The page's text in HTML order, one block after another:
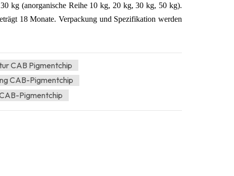
kg (anorganische Reihe 10 kg, 20 kg, 30 kg, 50 kg).
18 Monate. Verpackung und Spezifikation werden
CAB Pigmentchip
CAB-Pigmentchip
Pigmentchip